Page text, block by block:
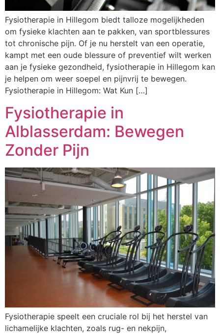
Fysiotherapie in Hillegom biedt talloze mogelijkheden
om fysieke klachten aan te pakken, van sportblessures
tot chronische pijn. Of je nu herstelt van een operatie,
kampt met een oude blessure of preventief wilt werken
aan je fysieke gezondheid, fysiotherapie in Hillegom kan
je helpen om weer soepel en pijnvrij te bewegen.
Fysiotherapie in Hillegom: Wat Kun […]
Fysiotherapie in
Alblasserdam: Bewegen
Zonder Pijn
Fysiotherapie speelt een cruciale rol bij het herstel van
lichamelijke klachten, zoals rug- en nekpijn,